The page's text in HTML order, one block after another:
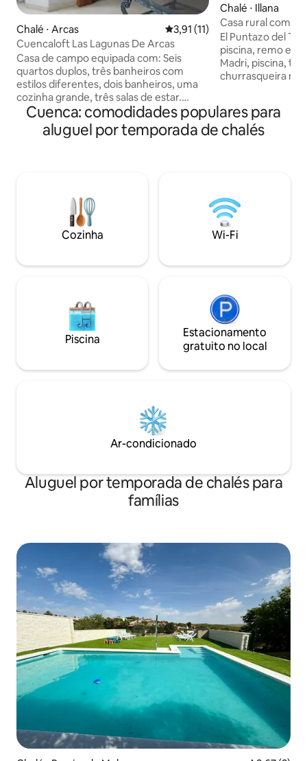
Chalé ⋅ Arcas 3,91 de uma avaliação média
3,91 (11)
Cuencaloft Las Lagunas De Arcas
Casa de campo equipada com: Seis
quartos duplos, três banheiros com
estilos diferentes, dois banheiros, uma
cozinha grande, três salas de estar.
Lareira, mesa de bilhar, pingue-pongue,
Diana, aquecimento e água quente,
jardim com piscina
gratuito Animais de estimação são
aceitos mediante solicitação com um
custo adicional de € 10 na primeira noite
e € 5 o restante (preço para animais de
Chalé ⋅ Illana
Casa rural com
El Puntazo del
piscina, remo e muito
Madri, piscina,
churrasqueira no
lounge de 50m²
cozinha , s.
podem desfrutar
pista privada.
Cuenca: comodidades populares para
aluguel por temporada de chalés
Cozinha Wi-Fi
Piscina
Estacionamento
gratuito no local
Ar-condicionado
Aluguel por temporada de chalés para
famílias